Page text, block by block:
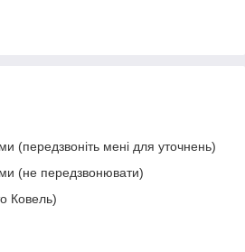
(передзвоніть мені для уточнень)
(не передзвонювати)
Ковель)